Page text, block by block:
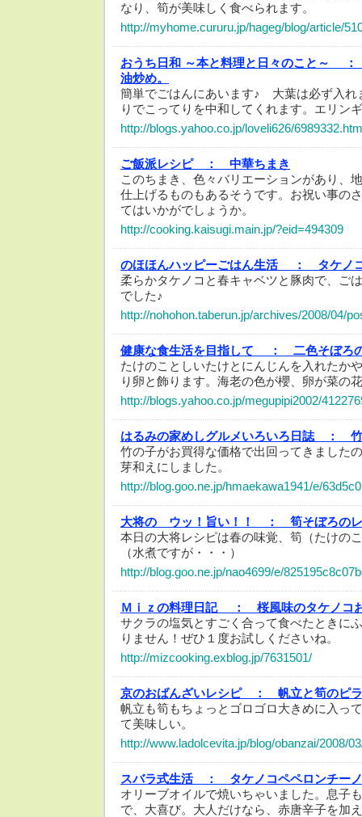
なり、筍が美味しく食べられます。
http://myhome.cururu.jp/hageg/blog/article/
おうち日和 ～本と料理と日々のこと～ ：
油炒め。
簡単でごはんにあいます♪ 大葉は必ず入れ
りでこってりを中和してくれます。エリン
http://blogs.yahoo.co.jp/loveli626/
ご飯派レシピ ：
中華ちまき
このちまき、色々バリエーションがあり、
仕上げるものもあるそうです。お祝い事の
てはいかがでしょうか。
http://cooking.kaisugi.main.jp/?eid=494309
のほほんハッピーごはん生活 ：
タケノ
柔らかタケノコと春キャベツと豚肉で、ご
でした♪
http://nohohon.taberun.jp/archives/2008/04/
健康な食生活を目指して ：
二色そぼろ
たけのことしいたけとにんじんを入れたか
り卵と飾ります。海老の色が櫻、卵が菜の
http://blogs.yahoo.co.jp/megupipi2002/
はるみの家めしグルメいろいろ日誌 ：
竹の子がお買得な価格で出回ってきました
芽和えにしました。
http://blog.goo.ne.jp/hmaekawa1941/e/
大将の ウッ！旨い！！ ：
筍そぼろの
本日の大将レシピは春の味覚、筍（たけの
（水煮ですが・・・）
http://blog.goo.ne.jp/nao4699/e/
Ｍｉｚの料理日記 ：
桜風味のタケノコ
サクラの塩気とすごく合って食べたときに
りません！ぜひ１度お試しくださいね。
http://mizcooking.exblog.jp/7631501/
京のおばんざいレシピ ：
帆立と筍のピ
帆立も筍もちょっとゴロゴロ大きめに入っ
て美味しい。
http://www.ladolcevita.jp/blog/obanzai/2008/
スバラ式生活 ：
タケノコペペロンチーノ
オリーブオイルで焼いちゃいました。息子
で、大喜び。大人だけなら、赤唐辛子を加